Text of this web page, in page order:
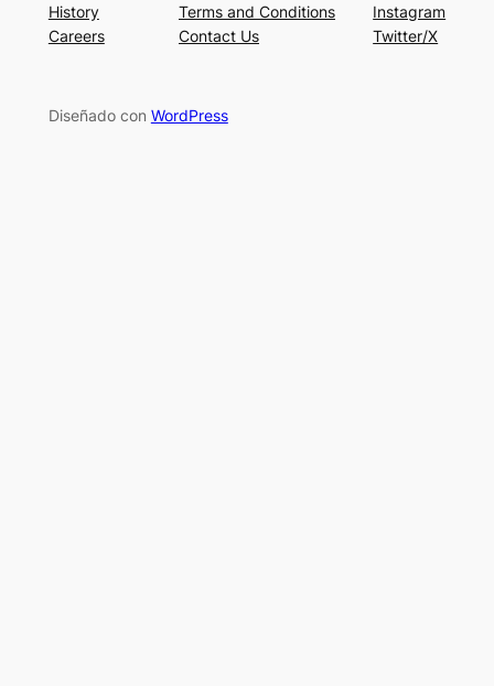
History
Careers
Terms and Conditions
Contact Us
Instagram
Twitter/X
Diseñado con WordPress